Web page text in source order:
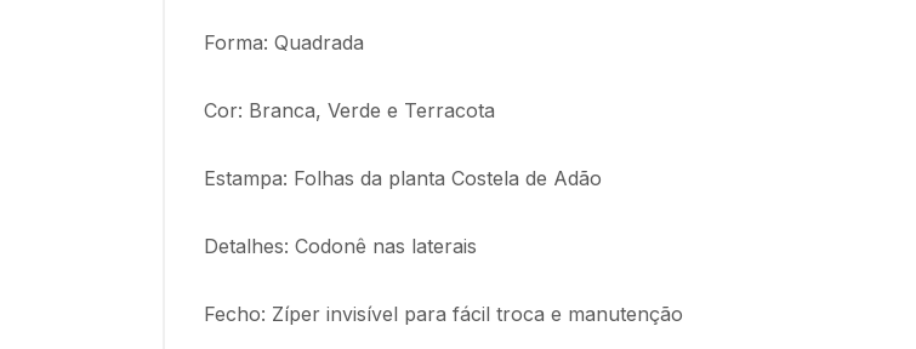
Forma: Quadrada
Cor: Branca, Verde e Terracota
Estampa: Folhas da planta Costela de Adão
Detalhes: Codonê nas laterais
Fecho: Zíper invisível para fácil troca e manutenção